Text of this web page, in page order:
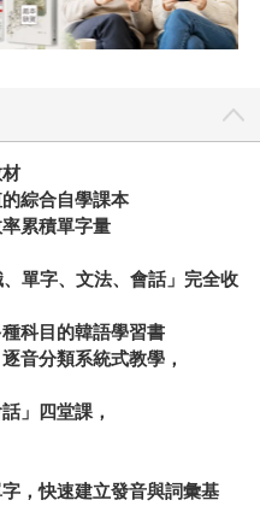
綜合自學課本
累積單字量
、單字、文法、會話」完全收
科目的韓語學習書
音分類系統式教學，
」四堂課，
，快速建立發音與詞彙基